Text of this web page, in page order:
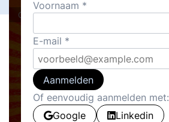
Cover stories
Voornaam
E-mail
Aanmelden
Of eenvoudig aanmelden met:
Google
Linkedin